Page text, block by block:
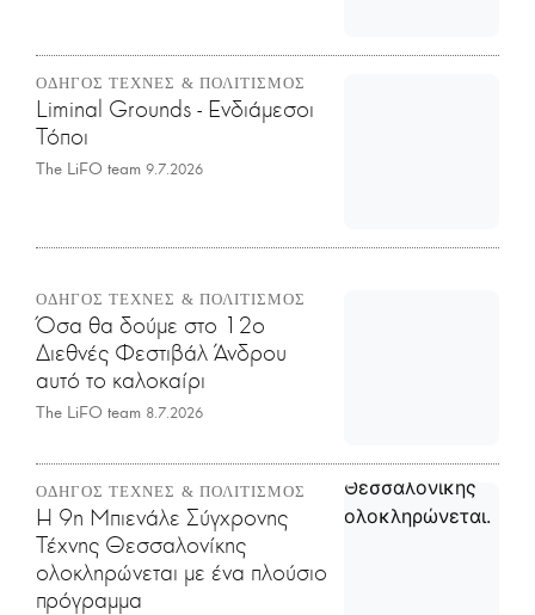
ΟΔΗΓΟΣ ΤΕΧΝΕΣ & ΠΟΛΙΤΙΣΜΟΣ
Liminal Grounds - Ενδιάμεσοι
Τόποι
The LiFO team 9.7.2026
ΟΔΗΓΟΣ ΤΕΧΝΕΣ & ΠΟΛΙΤΙΣΜΟΣ
Όσα θα δούμε στο 12ο
Διεθνές Φεστιβάλ Άνδρου
αυτό το καλοκαίρι
The LiFO team 8.7.2026
ΟΔΗΓΟΣ ΤΕΧΝΕΣ & ΠΟΛΙΤΙΣΜΟΣ
Η 9η Μπιενάλε Σύγχρονης
Τέχνης Θεσσαλονίκης
ολοκληρώνεται με ένα πλούσιο
πρόγραμμα